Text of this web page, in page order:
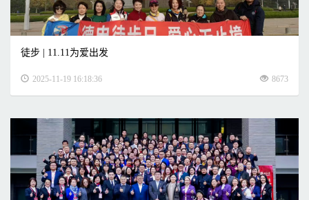
徒步 | 11.11为爱出发
2025-11-19 16:18:36 8673